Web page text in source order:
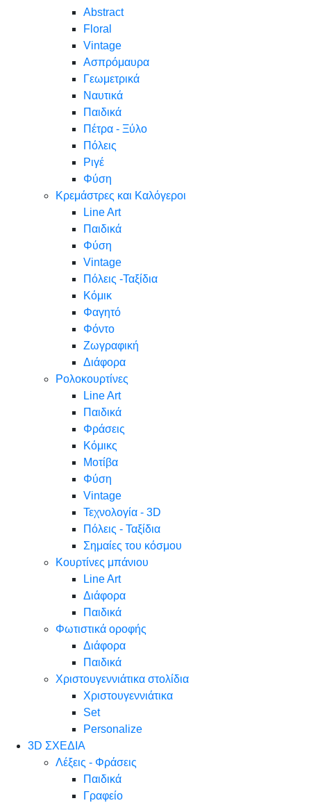
Abstract
Floral
Vintage
Ασπρόμαυρα
Γεωμετρικά
Ναυτικά
Παιδικά
Πέτρα - Ξύλο
Πόλεις
Ριγέ
Φύση
Κρεμάστρες και Καλόγεροι
Line Art
Παιδικά
Φύση
Vintage
Πόλεις -Ταξίδια
Κόμικ
Φαγητό
Φόντο
Ζωγραφική
Διάφορα
Ρολοκουρτίνες
Line Art
Παιδικά
Φράσεις
Κόμικς
Μοτίβα
Φύση
Vintage
Τεχνολογία - 3D
Πόλεις - Ταξίδια
Σημαίες του κόσμου
Κουρτίνες μπάνιου
Line Art
Διάφορα
Παιδικά
Φωτιστικά οροφής
Διάφορα
Παιδικά
Χριστουγεννιάτικα στολίδια
Χριστουγεννιάτικα
Set
Personalize
3D ΣΧΕΔΙΑ
Λέξεις - Φράσεις
Παιδικά
Γραφείο